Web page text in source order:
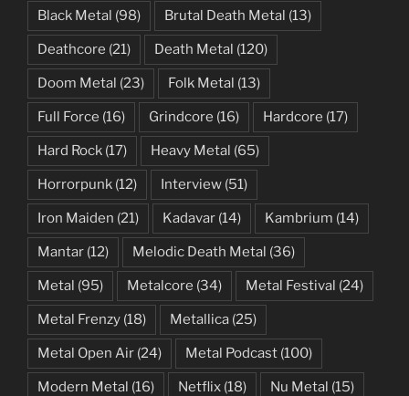
Black Metal (98) Brutal Death Metal (13)
Deathcore (21) Death Metal (120)
Doom Metal (23) Folk Metal (13)
Full Force (16) Grindcore (16) Hardcore (17)
Hard Rock (17) Heavy Metal (65)
Horrorpunk (12) Interview (51)
Iron Maiden (21) Kadavar (14) Kambrium (14)
Mantar (12) Melodic Death Metal (36)
Metal (95) Metalcore (34) Metal Festival (24)
Metal Frenzy (18) Metallica (25)
Metal Open Air (24) Metal Podcast (100)
Modern Metal (16) Netflix (18) Nu Metal (15)